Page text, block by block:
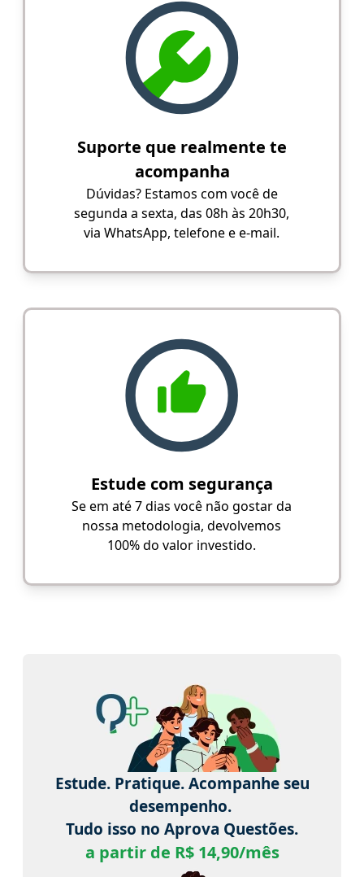
Suporte que realmente te
acompanha
Dúvidas? Estamos com você de
segunda a sexta, das 08h às 20h30,
via WhatsApp, telefone e e-mail.
Estude com segurança
Se em até 7 dias você não gostar da
nossa metodologia, devolvemos
100% do valor investido.
Estude. Pratique. Acompanhe seu
desempenho.
Tudo isso no Aprova Questões.
a partir de R$ 14,90/mês